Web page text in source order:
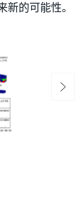
的可能性。